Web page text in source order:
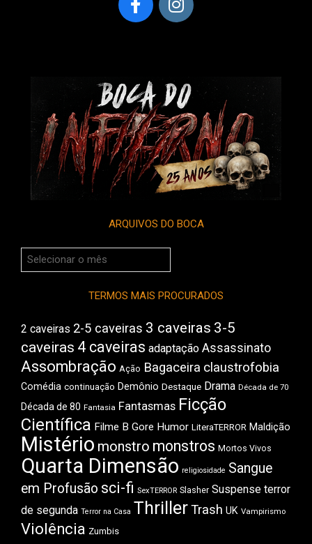
ARQUIVOS DO BOCA
Arquivos
do
TERMOS MAIS PROCURADOS
2 caveiras 2-5 caveiras 3 caveiras 3-5
caveiras 4 caveiras adaptação Assassinato
Assombração Ação Bagaceira claustrofobia
Comédia continuação Demônio Destaque Drama Década de 70
Década de 80 Fantasia Fantasmas Ficção
Científica Filme B Gore Humor LiteraTERROR Maldição
Mistério monstro monstros Mortos Vivos
Quarta Dimensão religiosidade Sangue
em Profusão sci-fi SexTERROR Slasher Suspense terror
de segunda Terror na Casa ThrillerTrash UK Vampirismo
Violência Zumbis